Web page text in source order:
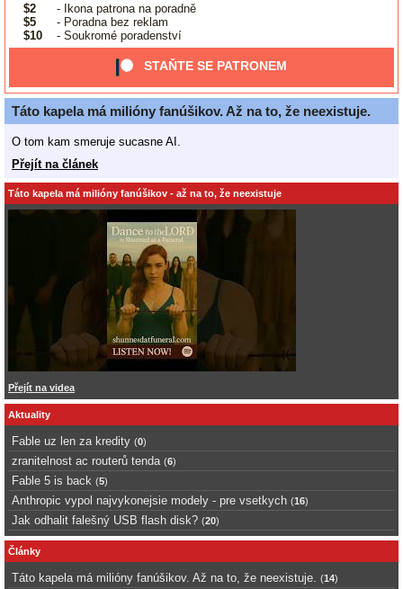
$2
- Ikona patrona na poradně
$5
- Poradna bez reklam
$10
- Soukromé poradenství
STAŇTE SE PATRONEM
Táto kapela má milióny fanúšikov. Až na to, že neexistuje.
O tom kam smeruje sucasne AI.
Přejít na článek
Táto kapela má milióny fanúšikov - až na to, že neexistuje
Přejít na videa
Aktuality
Fable uz len za kredity (0)
zranitelnost ac routerů tenda (6)
Fable 5 is back (5)
Anthropic vypol najvykonejsie modely - pre vsetkych (16)
Jak odhalit falešný USB flash disk? (20)
Články
Táto kapela má milióny fanúšikov. Až na to, že neexistuje. (14)